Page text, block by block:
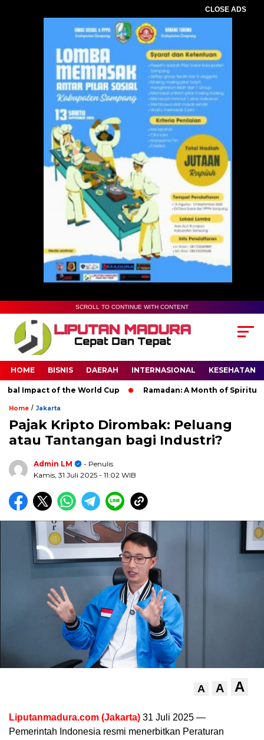
CLOSE ADS
SCROLL TO CONTINUE WITH CONTENT
HOME BISNIS DAERAH INTERNASIONAL KESEHATAN
Impact of the World Cup Ramadan: A Month of Spiritual
Home / Jakarta
Pajak Kripto Dirombak: Peluang
atau Tantangan bagi Industri?
Admin LM
- Penulis
Kamis, 31 Juli 2025 - 11:02 WIB
A A A
Liputanmadura.com (Jakarta) 31 Juli 2025 —
Pemerintah Indonesia resmi menerbitkan Peraturan